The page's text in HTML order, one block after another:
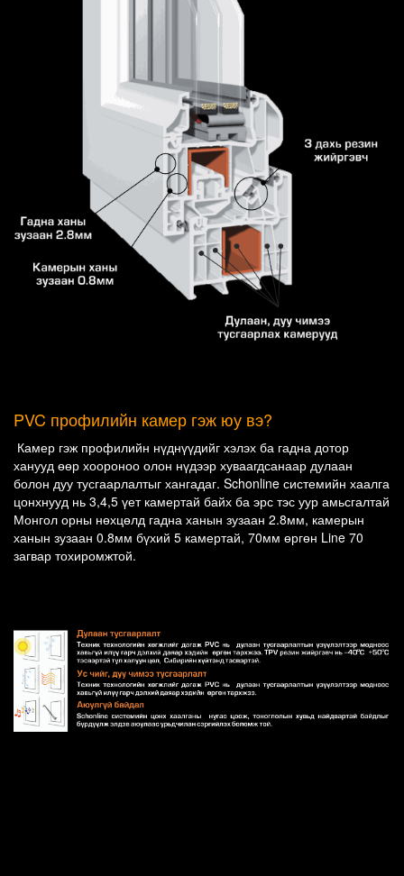
PVC профилийн камер гэж юу вэ?
Камер гэж профилийн нүднүүдийг хэлэх ба гадна дотор
ханууд өөр хоороноо олон нүдээр хуваагдсанаар дулаан
болон дуу тусгаарлалтыг хангадаг. Schonline системийн хаалга
цонхнууд нь 3,4,5 үет камертай байх ба эрс тэс уур амьсгалтай
Монгол орны нөхцөлд гадна ханын зузаан 2.8мм, камерын
ханын зузаан 0.8мм бүхий 5 камертай, 70мм өргөн Line 70
загвар тохиромжтой.